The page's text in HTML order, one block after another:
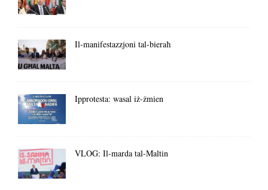
Il-manifestazzjoni tal-bieraħ
Ipprotesta: wasal iż-żmien
VLOG: Il-marda tal-Maltin